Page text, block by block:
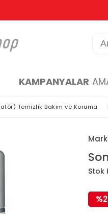
KAMPANYALAR
Temizlik Bakım ve Koruma
%